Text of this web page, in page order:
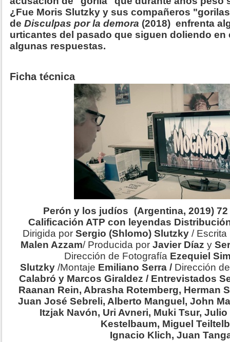
¿Fue Moris Slutzky y sus compañeros
de Disculpas por la demora (2018) enfrenta
urticantes del pasado que siguen doliendo en
algunas respuestas.
Ficha técnica
Perón y los judíos
(Argentina, 2019)
Calificación ATP con leyendas
Dirigida por Sergio (Shlomo) Slutzky /
Malen Azzam/ Producida por Javier Díaz y
Dirección de FotografíaEzequiel
Slutzky /Montaje Emiliano Serra / Dirección
Calabró y Marcos Giraldez / Entrevistados
Raanan Rein, Abrasha Rotemberg, Herman
Juan José Sebreli, Alberto Manguel, John
Itzjak Navón, Uri Avneri, Muki Tsur,
Kestelbaum, Miguel
Ignacio Klich, Juan